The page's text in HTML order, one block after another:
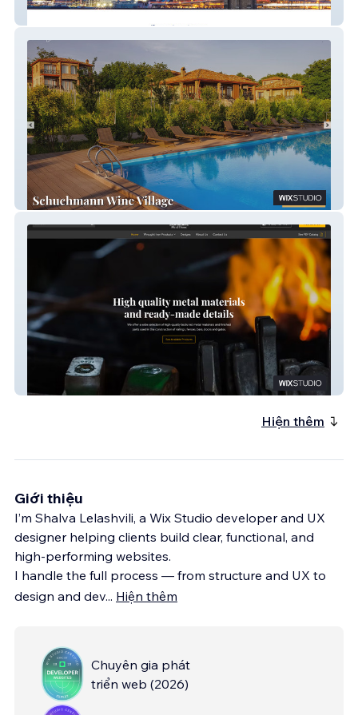
Kantaria Law PLLC
Vine - Estate
Metal House USA
Hiện thêm
Giới thiệu
I’m Shalva Lelashvili, a Wix Studio developer and UX
designer helping clients build clear, functional, and
high-performing websites.
I handle the full process — from structure and UX to
design and dev... Hiện thêm
Chuyên gia phát
triển web (2026)